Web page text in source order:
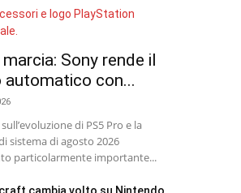
Sony rende il
automatico con...
di PS5 Pro e la
sistema di agosto 2026
particolarmente importante...